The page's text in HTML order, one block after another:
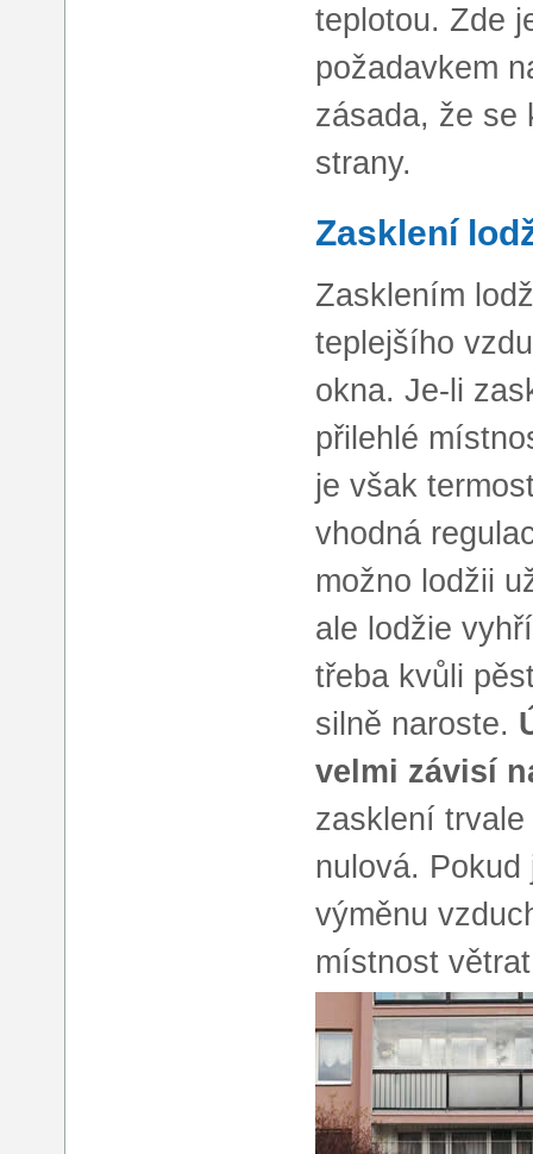
teplotou. Zde
požadavkem
zásada, že se
strany.
Zasklení
Zasklením
teplejšího
okna. Je-li
přilehlé
je však
vhodná
možno lodžii
ale lodžie
třeba kvůli
silně naroste.
velmi závisí
zasklení
nulová.
výměnu
místnost